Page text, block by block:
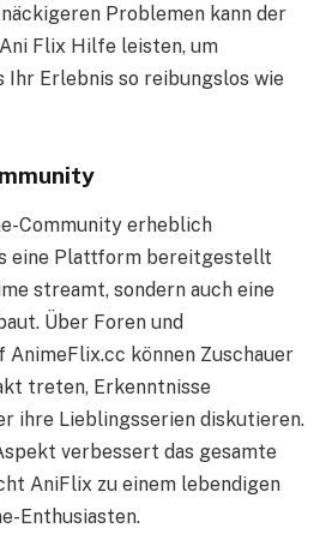
Problemen kann der
Flix Hilfe leisten, um
Ihr Erlebnis so reibungslos wie
Community erheblich
eine Plattform bereitgestellt
streamt, sondern auch eine
Über Foren und
AnimeFlix.cc können Zuschauer
treten, Erkenntnisse
ihre Lieblingsserien diskutieren.
verbessert das gesamte
AniFlix zu einem lebendigen
Enthusiasten.